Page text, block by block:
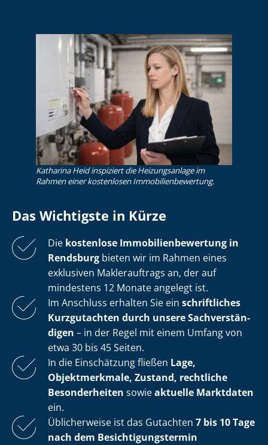
Katharina Heid inspiziert die Heizungsanlage im
Rahmen einer kostenlosen Im­mo­bi­li­en­be­wer­tung.
Das Wichtigste in Kürze
Die kostenlose Im­mo­bi­li­en­be­wer­tung in
Rendsburg bieten wir im Rahmen eines
exklusiven Maklerauftrags an, der auf
mindestens 12 Monate angelegt ist.
Im Anschluss erhalten Sie ein schriftliches
Kurzgutachten durch unsere Sach­ver­stän­
di­gen – in der Regel mit einem Umfang von
etwa 30 bis 45 Seiten.
In die Einschätzung fließen Lage,
Objektmerkmale, Zustand, rechtliche
Besonderheiten sowieaktuelle Marktdaten
ein.
Üblicherweise ist das Gutachten 7 bis 10 Tage
nach dem Be­sich­ti­gungs­ter­min